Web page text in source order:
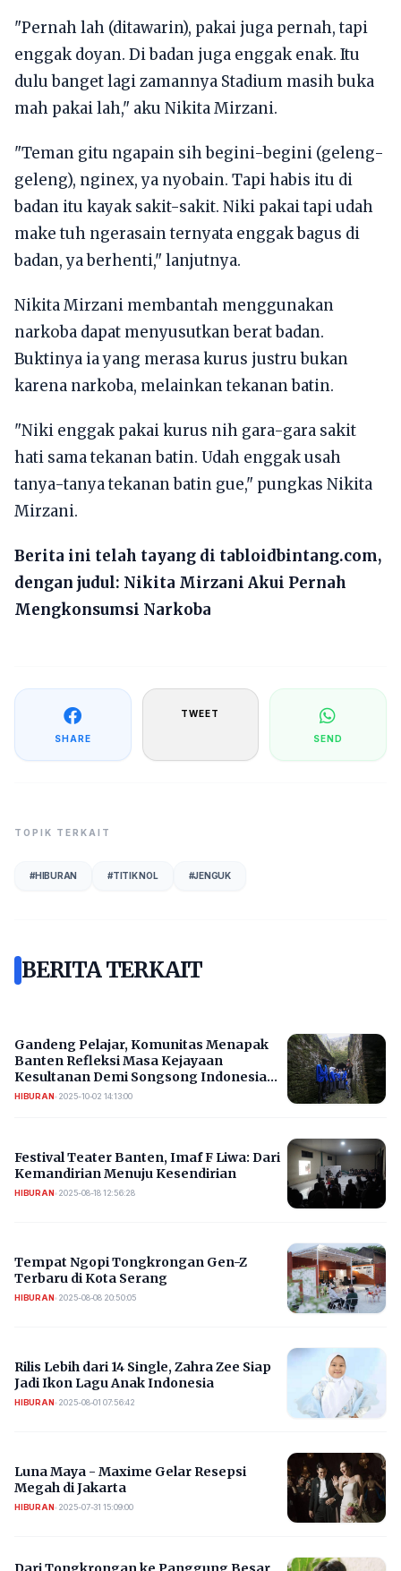
"Pernah lah (ditawarin), pakai juga pernah, tapi
enggak doyan. Di badan juga enggak enak. Itu
dulu banget lagi zamannya Stadium masih buka
mah pakai lah," aku Nikita Mirzani.
"Teman gitu ngapain sih begini-begini (geleng-
geleng), nginex, ya nyobain. Tapi habis itu di
badan itu kayak sakit-sakit. Niki pakai tapi udah
make tuh ngerasain ternyata enggak bagus di
badan, ya berhenti," lanjutnya.
Nikita Mirzani membantah menggunakan
narkoba dapat menyusutkan berat badan.
Buktinya ia yang merasa kurus justru bukan
karena narkoba, melainkan tekanan batin.
"Niki enggak pakai kurus nih gara-gara sakit
hati sama tekanan batin. Udah enggak usah
tanya-tanya tekanan batin gue," pungkas Nikita
Mirzani.
Berita ini telah tayang di tabloidbintang.com,
dengan judul: Nikita Mirzani Akui Pernah
Mengkonsumsi Narkoba
SHARE
TWEET
SEND
TOPIK TERKAIT
#HIBURAN #TITIK NOL #JENGUK
BERITA TERKAIT
Gandeng Pelajar, Komunitas Menapak
Banten Refleksi Masa Kejayaan
Kesultanan Demi Songsong Indonesia
Emas
HIBURAN• 2025-10-02 14:13:00
Festival Teater Banten, Imaf F Liwa: Dari
Kemandirian Menuju Kesendirian
HIBURAN• 2025-08-18 12:56:28
Tempat Ngopi Tongkrongan Gen-Z
Terbaru di Kota Serang
HIBURAN• 2025-08-08 20:50:05
Rilis Lebih dari 14 Single, Zahra Zee Siap
Jadi Ikon Lagu Anak Indonesia
HIBURAN• 2025-08-01 07:56:42
Luna Maya - Maxime Gelar Resepsi
Megah di Jakarta
HIBURAN• 2025-07-31 15:09:00